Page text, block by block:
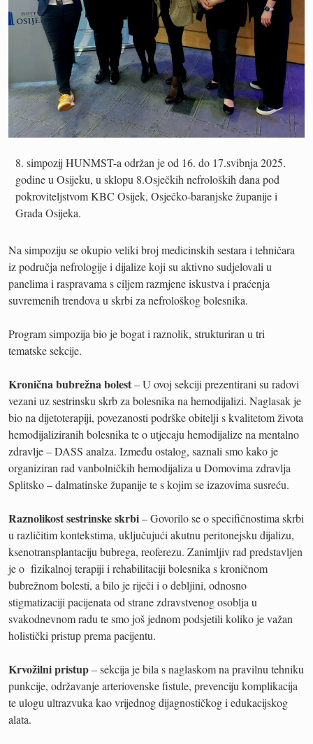
simpozij HUNMST-a održan je od 16. do 17.svibnja 2025.
godine u Osijeku, u sklopu 8.Osječkih nefroloških dana pod
pokroviteljstvom KBC Osijek, Osječko-baranjske županije i
Grada Osijeka.
Na simpoziju se okupio veliki broj medicinskih sestara i tehničara
iz područja nefrologije i dijalize koji su aktivno sudjelovali u
panelima i raspravama s ciljem razmjene iskustva i praćenja
suvremenih trendova u skrbi za nefrološkog bolesnika.
Program simpozija bio je bogat i raznolik, strukturiran u tri
tematske sekcije.
Kronična bubrežna bolest– U ovoj sekciji prezentirani su radovi
vezani uz sestrinsku skrb za bolesnika na hemodijalizi. Naglasak je
bio na dijetoterapiji, povezanosti podrške obitelji s kvalitetom života
hemodijaliziranih bolesnika te o utjecaju hemodijalize na mentalno
zdravlje – DASS analza. Između ostalog, saznali smo kako je
organiziran rad vanbolničkih hemodijaliza u Domovima zdravlja
Splitsko – dalmatinske županije te s kojim se izazovima susreću.
Raznolikost sestrinske skrbi– Govorilo se o specifičnostima skrbi
u različitim kontekstima, uključujući akutnu peritonejsku dijalizu,
ksenotransplantaciju bubrega, reoferezu. Zanimljiv rad predstavljen
je o fizikalnoj terapiji i rehabilitaciji bolesnika s kroničnom
bubrežnom bolesti, a bilo je riječi i o debljini, odnosno
stigmatizaciji pacijenata od strane zdravstvenog osoblja u
svakodnevnom radu te smo još jednom podsjetili koliko je važan
holistički pristup prema pacijentu.
Krvožilni pristup– sekcija je bila s naglaskom na pravilnu tehniku
punkcije, održavanje arteriovenske fistule, prevenciju komplikacija
te ulogu ultrazvuka kao vrijednog dijagnostičkog i edukacijskog
alata.